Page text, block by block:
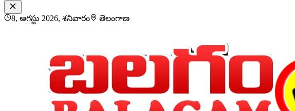
8, ఆగస్టు 2026, శనివారం తెలంగాణ